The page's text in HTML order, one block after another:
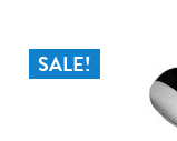
SALE!